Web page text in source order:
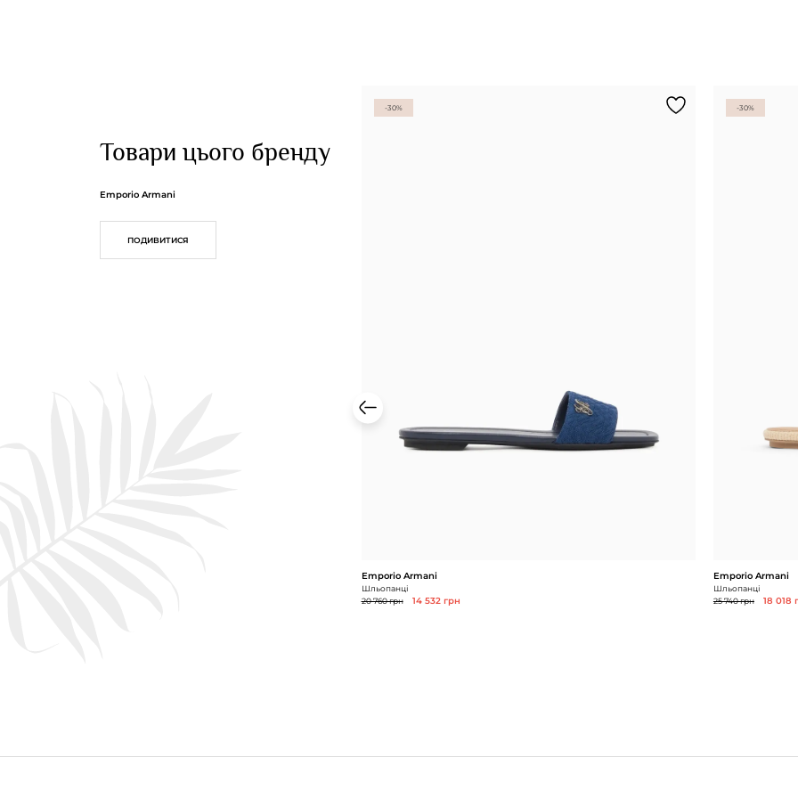
Товари цього бренду
Emporio Armani
ПОДИВИТИСЯ
-30%
Emporio Armani
Шльопанці
20 760 грн
14 532 грн
-30%
Emporio Armani
Шльопанці
25 740 грн
18 018